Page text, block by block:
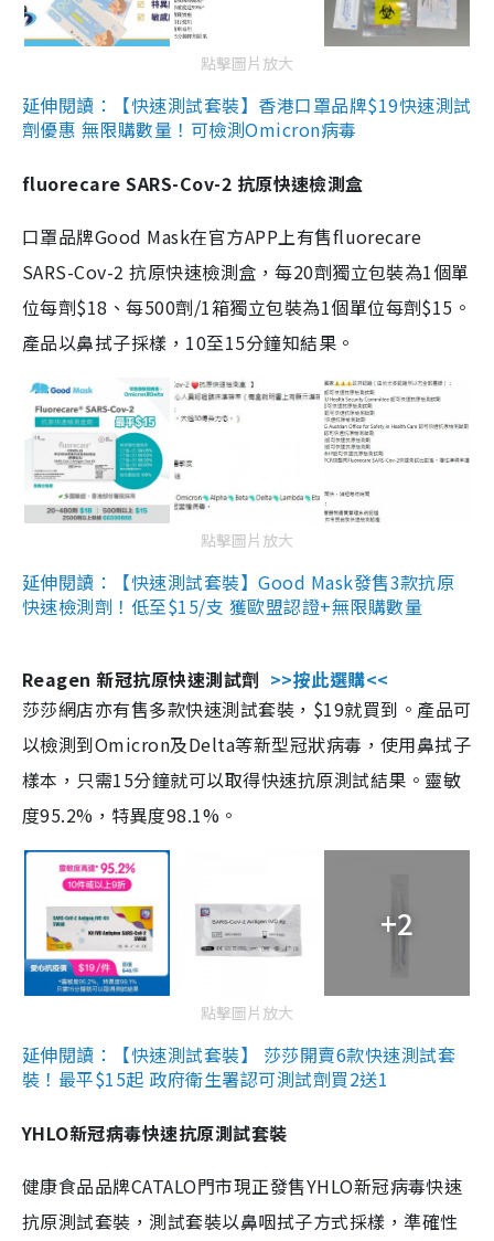
點擊圖片放大
延伸閱讀：【快速測試套裝】香港口罩品牌$19快速測試
劑優惠 無限購數量！可檢測Omicron病毒
fluorecare SARS-Cov-2 抗原快速檢測盒
口罩品牌Good Mask在官方APP上有售fluorecare
SARS-Cov-2 抗原快速檢測盒，每20劑獨立包裝為1個單
位每劑$18、每500劑/1箱獨立包裝為1個單位每劑$15。
產品以鼻拭子採樣，10至15分鐘知結果。
點擊圖片放大
延伸閱讀：【快速測試套裝】Good Mask發售3款抗原
快速檢測劑！低至$15/支 獲歐盟認證+無限購數量
Reagen 新冠抗原快速測試劑 >>按此選購<<
莎莎網店亦有售多款快速測試套裝，$19就買到。產品可
以檢測到Omicron及Delta等新型冠狀病毒，使用鼻拭子
樣本，只需15分鐘就可以取得快速抗原測試結果。靈敏
度95.2%，特異度98.1%。
+2
點擊圖片放大
延伸閱讀：【快速測試套裝】 莎莎開賣6款快速測試套
裝！最平$15起 政府衛生署認可測試劑買2送1
YHLO新冠病毒快速抗原測試套裝
健康食品品牌CATALO門市現正發售YHLO新冠病毒快速
抗原測試套裝，測試套裝以鼻咽拭子方式採樣，準確性